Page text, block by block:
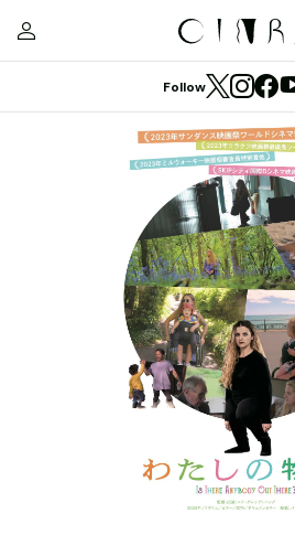
Follow